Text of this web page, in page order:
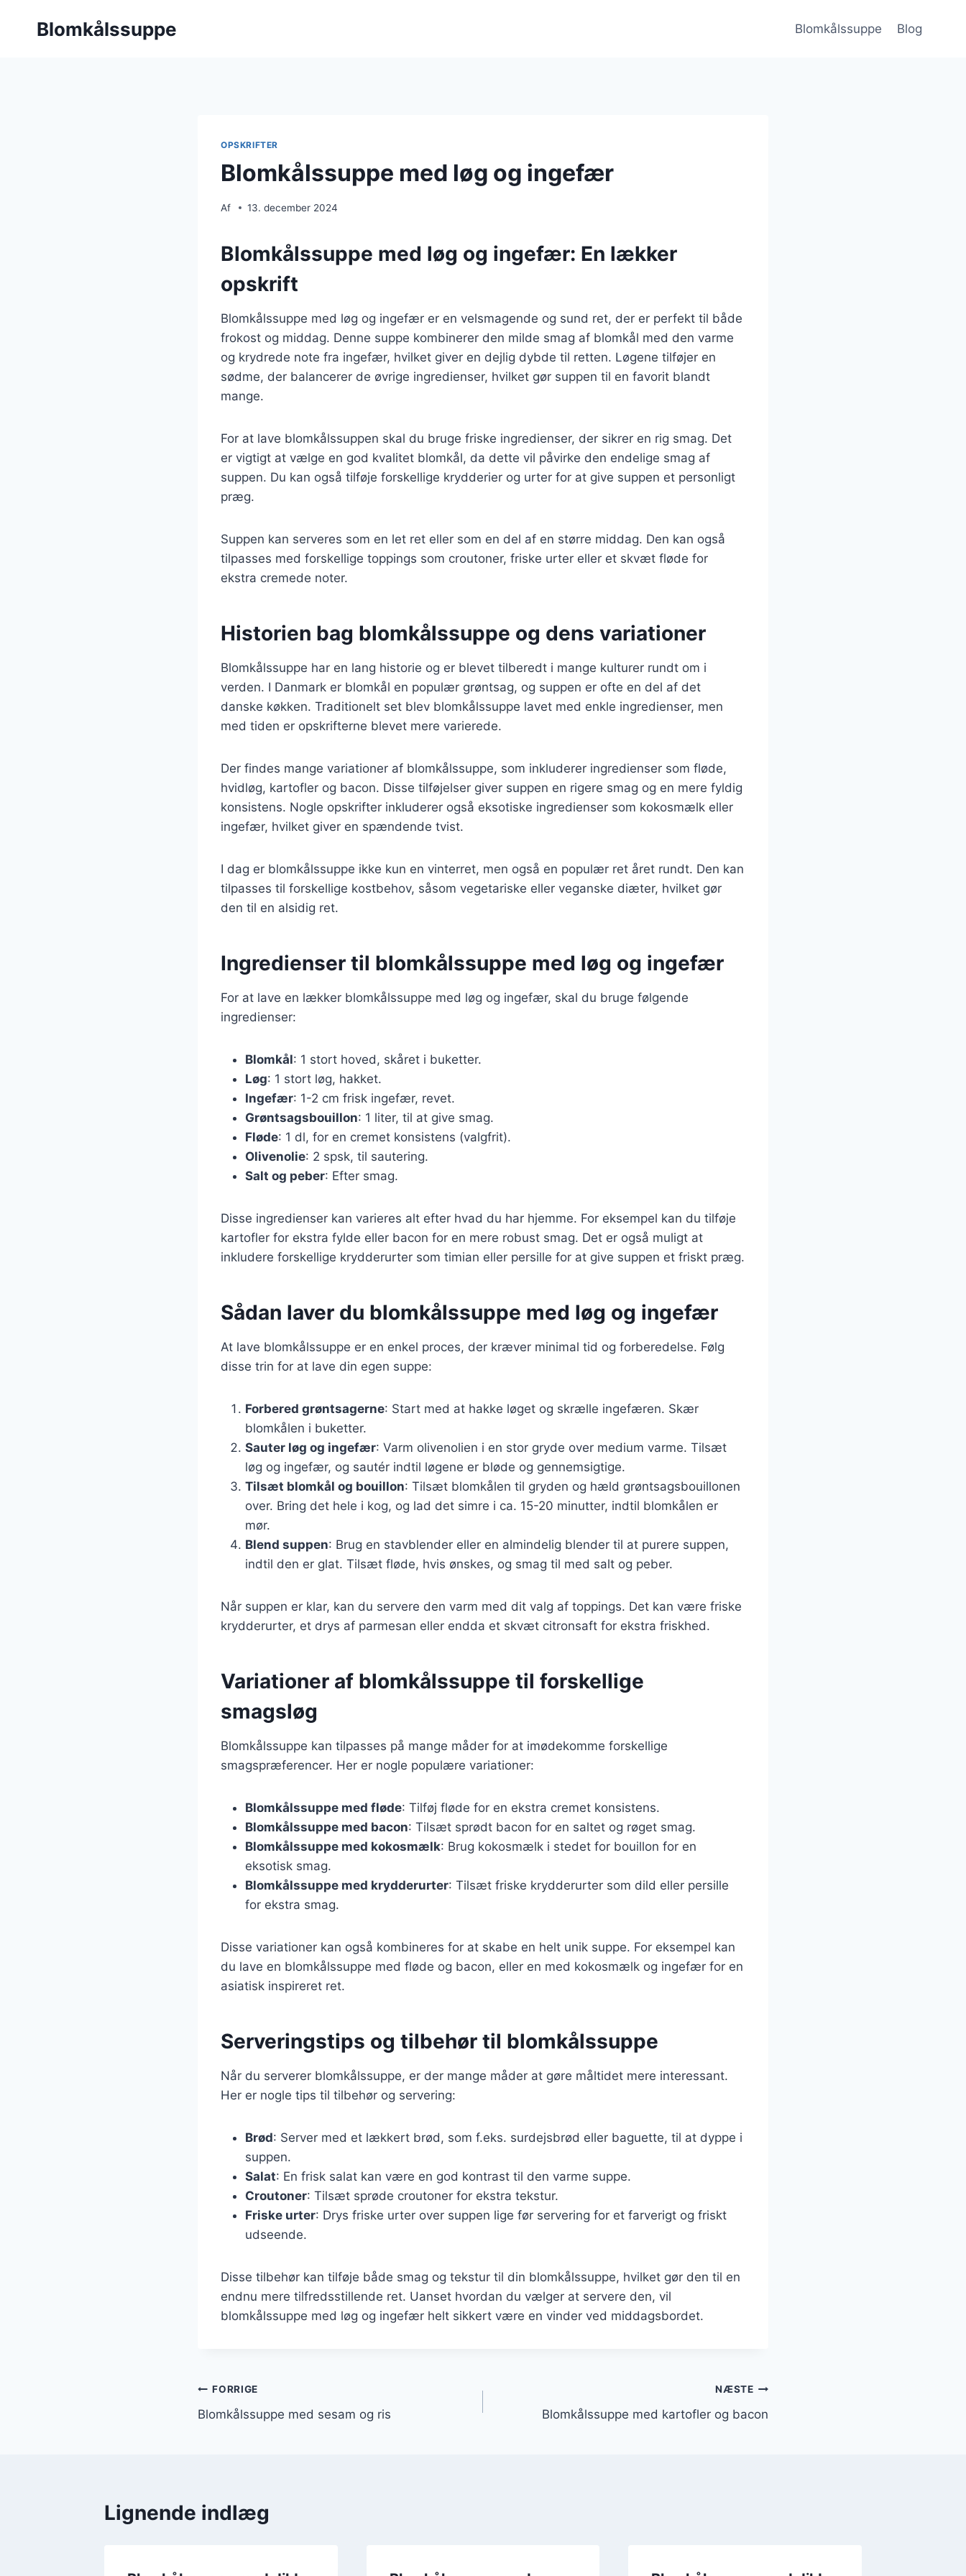
Blomkålssuppe Blomkålssuppe Blog
OPSKRIFTER
Blomkålssuppe med løg og ingefær
Af 13. december 2024
Blomkålssuppe med løg og ingefær: En lækker
opskrift
Blomkålssuppe med løg og ingefær er en velsmagende og sund ret, der er perfekt til både
frokost og middag. Denne suppe kombinerer den milde smag af blomkål med den varme
og krydrede note fra ingefær, hvilket giver en dejlig dybde til retten. Løgene tilføjer en
sødme, der balancerer de øvrige ingredienser, hvilket gør suppen til en favorit blandt
mange.
For at lave blomkålssuppen skal du bruge friske ingredienser, der sikrer en rig smag. Det
er vigtigt at vælge en god kvalitet blomkål, da dette vil påvirke den endelige smag af
suppen. Du kan også tilføje forskellige krydderier og urter for at give suppen et personligt
præg.
Suppen kan serveres som en let ret eller som en del af en større middag. Den kan også
tilpasses med forskellige toppings som croutoner, friske urter eller et skvæt fløde for
ekstra cremede noter.
Historien bag blomkålssuppe og dens variationer
Blomkålssuppe har en lang historie og er blevet tilberedt i mange kulturer rundt om i
verden. I Danmark er blomkål en populær grøntsag, og suppen er ofte en del af det
danske køkken. Traditionelt set blev blomkålssuppe lavet med enkle ingredienser, men
med tiden er opskrifterne blevet mere varierede.
Der findes mange variationer af blomkålssuppe, som inkluderer ingredienser som fløde,
hvidløg, kartofler og bacon. Disse tilføjelser giver suppen en rigere smag og en mere fyldig
konsistens. Nogle opskrifter inkluderer også eksotiske ingredienser som kokosmælk eller
ingefær, hvilket giver en spændende tvist.
I dag er blomkålssuppe ikke kun en vinterret, men også en populær ret året rundt. Den kan
tilpasses til forskellige kostbehov, såsom vegetariske eller veganske diæter, hvilket gør
den til en alsidig ret.
Ingredienser til blomkålssuppe med løg og ingefær
For at lave en lækker blomkålssuppe med løg og ingefær, skal du bruge følgende
ingredienser:
Blomkål: 1 stort hoved, skåret i buketter.
Løg: 1 stort løg, hakket.
Ingefær: 1-2 cm frisk ingefær, revet.
Grøntsagsbouillon: 1 liter, til at give smag.
Fløde: 1 dl, for en cremet konsistens (valgfrit).
Olivenolie: 2 spsk, til sautering.
Salt og peber: Efter smag.
Disse ingredienser kan varieres alt efter hvad du har hjemme. For eksempel kan du tilføje
kartofler for ekstra fylde eller bacon for en mere robust smag. Det er også muligt at
inkludere forskellige krydderurter som timian eller persille for at give suppen et friskt præg.
Sådan laver du blomkålssuppe med løg og ingefær
At lave blomkålssuppe er en enkel proces, der kræver minimal tid og forberedelse. Følg
disse trin for at lave din egen suppe:
Forbered grøntsagerne: Start med at hakke løget og skrælle ingefæren. Skær
blomkålen i buketter.
Sauter løg og ingefær: Varm olivenolien i en stor gryde over medium varme. Tilsæt
løg og ingefær, og sautér indtil løgene er bløde og gennemsigtige.
Tilsæt blomkål og bouillon: Tilsæt blomkålen til gryden og hæld grøntsagsbouillonen
over. Bring det hele i kog, og lad det simre i ca. 15-20 minutter, indtil blomkålen er
mør.
Blend suppen: Brug en stavblender eller en almindelig blender til at purere suppen,
indtil den er glat. Tilsæt fløde, hvis ønskes, og smag til med salt og peber.
Når suppen er klar, kan du servere den varm med dit valg af toppings. Det kan være friske
krydderurter, et drys af parmesan eller endda et skvæt citronsaft for ekstra friskhed.
Variationer af blomkålssuppe til forskellige
smagsløg
Blomkålssuppe kan tilpasses på mange måder for at imødekomme forskellige
smagspræferencer. Her er nogle populære variationer:
Blomkålssuppe med fløde: Tilføj fløde for en ekstra cremet konsistens.
Blomkålssuppe med bacon: Tilsæt sprødt bacon for en saltet og røget smag.
Blomkålssuppe med kokosmælk: Brug kokosmælk i stedet for bouillon for en
eksotisk smag.
Blomkålssuppe med krydderurter: Tilsæt friske krydderurter som dild eller persille
for ekstra smag.
Disse variationer kan også kombineres for at skabe en helt unik suppe. For eksempel kan
du lave en blomkålssuppe med fløde og bacon, eller en med kokosmælk og ingefær for en
asiatisk inspireret ret.
Serveringstips og tilbehør til blomkålssuppe
Når du serverer blomkålssuppe, er der mange måder at gøre måltidet mere interessant.
Her er nogle tips til tilbehør og servering:
Brød: Server med et lækkert brød, som f.eks. surdejsbrød eller baguette, til at dyppe i
suppen.
Salat: En frisk salat kan være en god kontrast til den varme suppe.
Croutoner: Tilsæt sprøde croutoner for ekstra tekstur.
Friske urter: Drys friske urter over suppen lige før servering for et farverigt og friskt
udseende.
Disse tilbehør kan tilføje både smag og tekstur til din blomkålssuppe, hvilket gør den til en
endnu mere tilfredsstillende ret. Uanset hvordan du vælger at servere den, vil
blomkålssuppe med løg og ingefær helt sikkert være en vinder ved middagsbordet.
Indlægsnavigation
FORRIGE
Blomkålssuppe med sesam og ris
NÆSTE
Blomkålssuppe med kartofler og bacon
Lignende indlæg